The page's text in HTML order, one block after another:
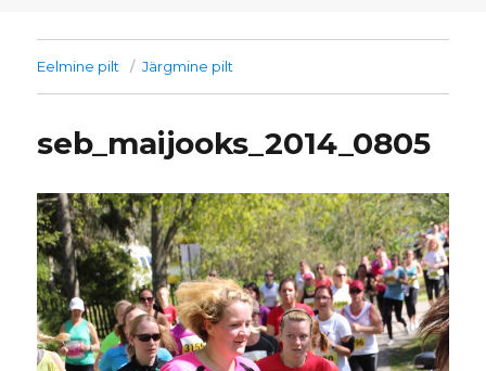
Eelmine pilt Järgmine pilt
seb_maijooks_2014_0805